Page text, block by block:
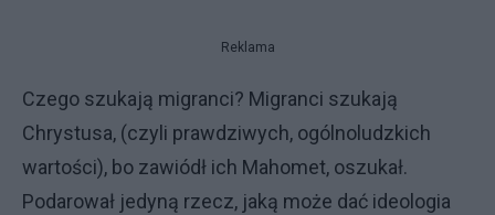
Reklama
Czego szukają migranci? Migranci szukają
Chrystusa, (czyli prawdziwych, ogólnoludzkich
wartości), bo zawiódł ich Mahomet, oszukał.
Podarował jedyną rzecz, jaką może dać ideologia